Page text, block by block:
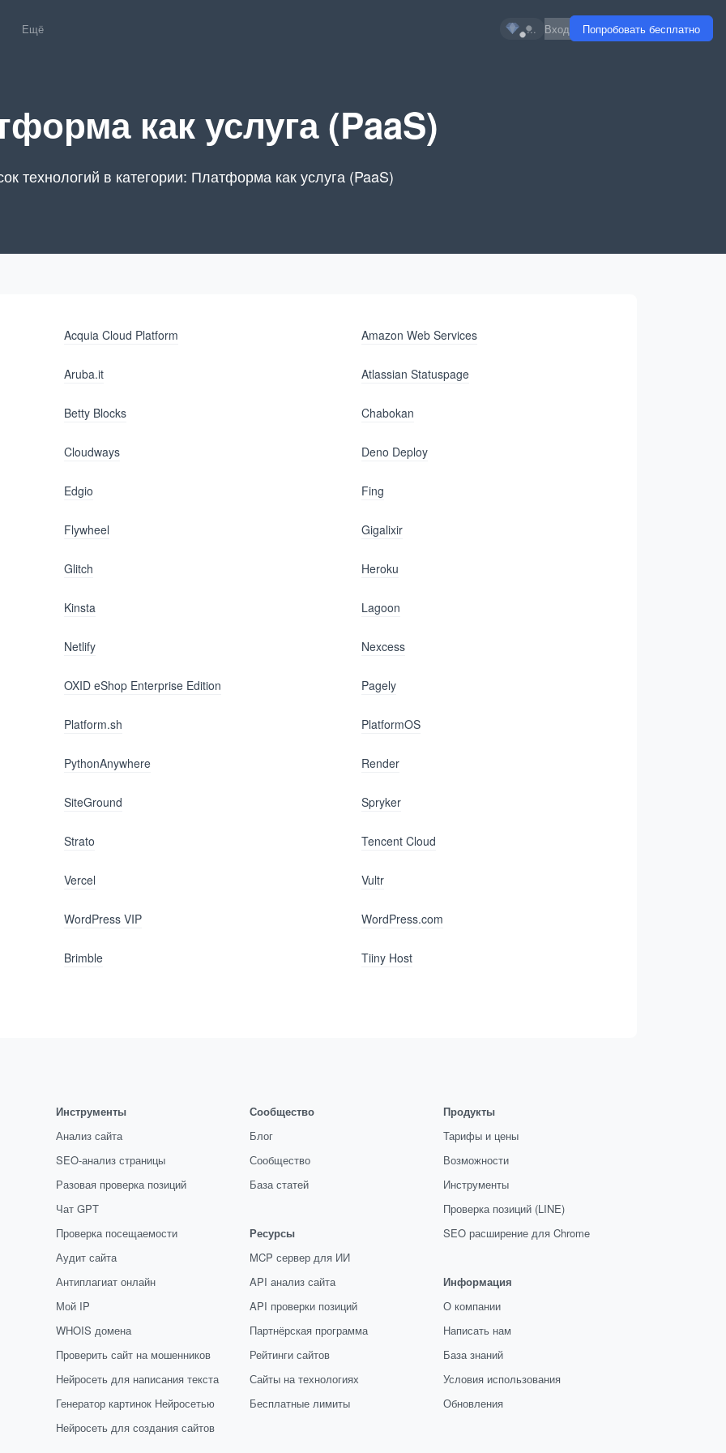
Ещё ... Вход Попробовать бесплатно
как услуга (PaaS)
технологий в категории: Платформа как услуга (PaaS)
Acquia Cloud Platform Amazon Web Services
Aruba.it Atlassian Statuspage
Betty Blocks Chabokan
Cloudways Deno Deploy
Edgio Fing
Flywheel Gigalixir
Glitch Heroku
Kinsta Lagoon
Netlify Nexcess
OXID eShop Enterprise Edition Pagely
Platform.sh PlatformOS
PythonAnywhere Render
SiteGround Spryker
Strato Tencent Cloud
Vercel Vultr
WordPress VIP WordPress.com
Brimble Tiiny Host
Инструменты
Анализ сайта
SEO-анализ страницы
Разовая проверка позиций
Чат GPT
Проверка посещаемости
Аудит сайта
Антиплагиат онлайн
Мой IP
WHOIS домена
Проверить сайт на мошенников
Нейросеть для написания текста
Генератор картинок Нейросетью
Нейросеть для создания сайтов
Сообщество
Блог
Сообщество
База статей
Ресурсы
MCP сервер для ИИ
API анализ сайта
API проверки позиций
Партнёрская программа
Рейтинги сайтов
Сайты на технологиях
Бесплатные лимиты
Продукты
Тарифы и цены
Возможности
Инструменты
Проверка позиций (LINE)
SEO расширение для Chrome
Информация
О компании
Написать нам
База знаний
Условия использования
Обновления